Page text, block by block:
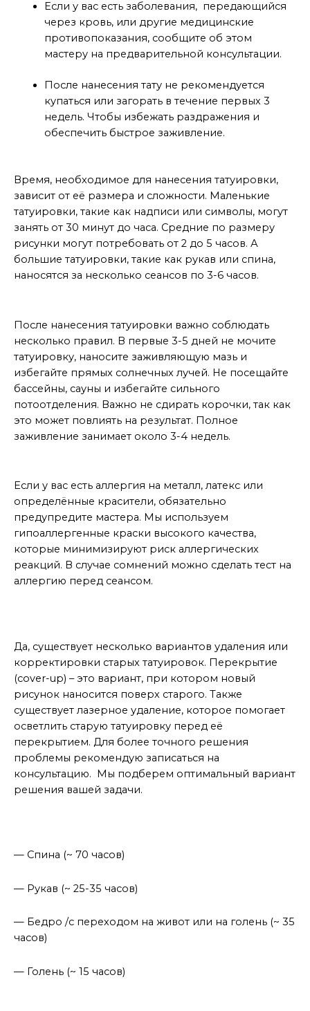
Если у вас есть заболевания, передающийся
через кровь, или другие медицинские
противопоказания, сообщите об этом
мастеру на предварительной консультации.
После нанесения тату не рекомендуется
купаться или загорать в течение первых 3
недель. Чтобы избежать раздражения и
обеспечить быстрое заживление.
Время, необходимое для нанесения татуировки,
зависит от её размера и сложности. Маленькие
татуировки, такие как надписи или символы, могут
занять от 30 минут до часа. Средние по размеру
рисунки могут потребовать от 2 до 5 часов. А
большие татуировки, такие как рукав или спина,
наносятся за несколько сеансов по 3-6 часов.
После нанесения татуировки важно соблюдать
несколько правил. В первые 3-5 дней не мочите
татуировку, наносите заживляющую мазь и
избегайте прямых солнечных лучей. Не посещайте
бассейны, сауны и избегайте сильного
потоотделения. Важно не сдирать корочки, так как
это может повлиять на результат. Полное
заживление занимает около 3-4 недель.
Если у вас есть аллергия на металл, латекс или
определённые красители, обязательно
предупредите мастера. Мы используем
гипоаллергенные краски высокого качества,
которые минимизируют риск аллергических
реакций. В случае сомнений можно сделать тест на
аллергию перед сеансом.
Да, существует несколько вариантов удаления или
корректировки старых татуировок. Перекрытие
(cover-up) – это вариант, при котором новый
рисунок наносится поверх старого. Также
существует лазерное удаление, которое помогает
осветлить старую татуировку перед её
перекрытием. Для более точного решения
проблемы рекомендую записаться на
консультацию. Мы подберем оптимальный вариант
решения вашей задачи.
— Спина (~ 70 часов)
— Рукав (~ 25-35 часов)
— Бедро /с переходом на живот или на голень (~ 35
часов)
— Голень (~ 15 часов)